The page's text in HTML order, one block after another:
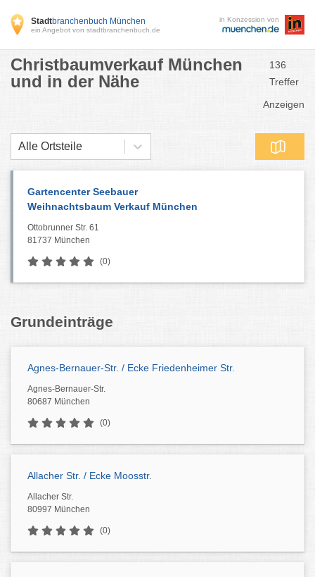
Stadtbranchenbuch München
ein Angebot von stadtbranchenbuch.de
in Konzession von
Christbaumverkauf München
und in der Nähe
136
Treffer
Anzeigen
Alle Ortsteile
Gartencenter Seebauer
Weihnachtsbaum Verkauf München
Ottobrunner Str. 61
81737 München
(0)
Grundeinträge
Agnes-Bernauer-Str. / Ecke Friedenheimer Str.
Agnes-Bernauer-Str.
80687 München
(0)
Allacher Str. / Ecke Moosstr.
Allacher Str.
80997 München
(0)